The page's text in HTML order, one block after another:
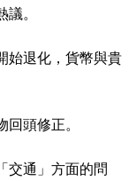
。
始退化，貨幣與貴
回頭修正。
交通」方面的問